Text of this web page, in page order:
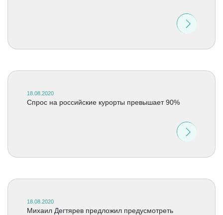
18.08.2020
Спрос на российские курорты превышает 90%
18.08.2020
Михаил Дегтярев предложил предусмотреть